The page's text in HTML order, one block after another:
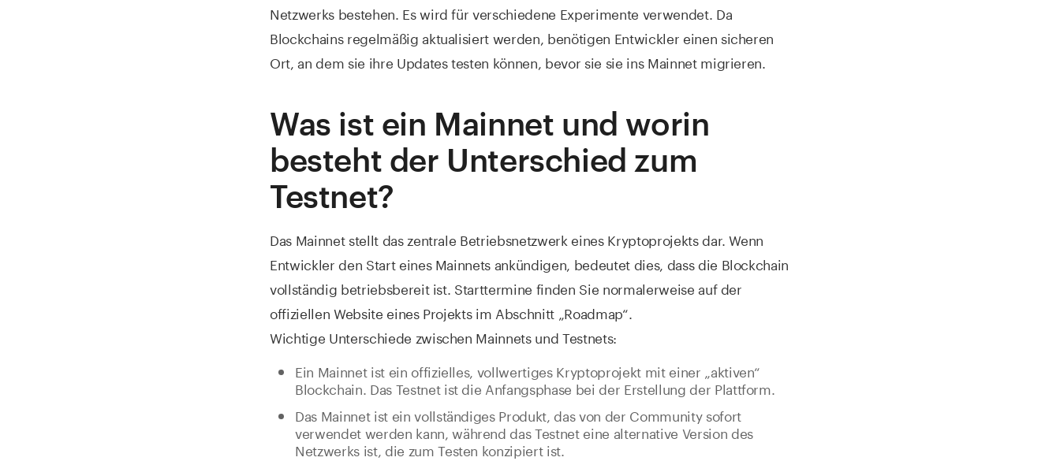
Netzwerks bestehen. Es wird für verschiedene Experimente verwendet. Da
Blockchains regelmäßig aktualisiert werden, benötigen Entwickler einen sicheren
Ort, an dem sie ihre Updates testen können, bevor sie sie ins Mainnet migrieren.
Was ist ein Mainnet und worin
besteht der Unterschied zum
Testnet?
Das Mainnet stellt das zentrale Betriebsnetzwerk eines Kryptoprojekts dar. Wenn
Entwickler den Start eines Mainnets ankündigen, bedeutet dies, dass die Blockchain
vollständig betriebsbereit ist. Starttermine finden Sie normalerweise auf der
offiziellen Website eines Projekts im Abschnitt „Roadmap“.
Wichtige Unterschiede zwischen Mainnets und Testnets:
Ein Mainnet ist ein offizielles, vollwertiges Kryptoprojekt mit einer „aktiven“
Blockchain. Das Testnet ist die Anfangsphase bei der Erstellung der Plattform.
Das Mainnet ist ein vollständiges Produkt, das von der Community sofort
verwendet werden kann, während das Testnet eine alternative Version des
Netzwerks ist, die zum Testen konzipiert ist.